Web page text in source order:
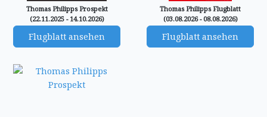
Thomas Philipps Prospekt
(22.11.2025 - 14.10.2026)
Flugblatt ansehen
Thomas Philipps Flugblatt
(03.08.2026 - 08.08.2026)
Flugblatt ansehen